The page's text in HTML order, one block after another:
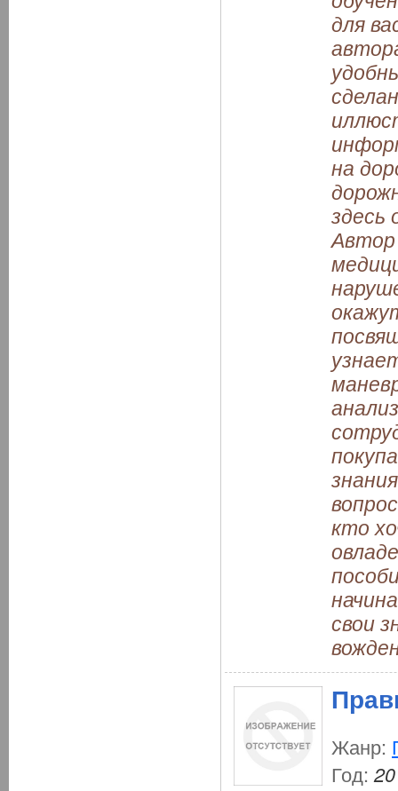
для
на
здесь
Автор
кто
свои
Жанр:
Год: